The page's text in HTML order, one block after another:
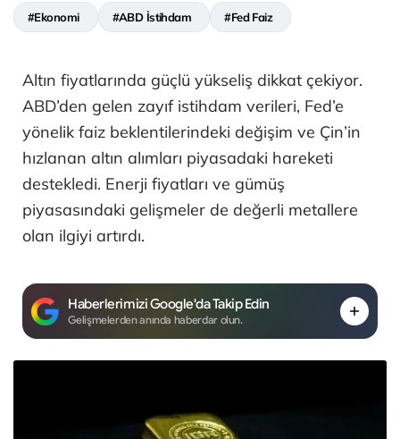
#Ekonomi #ABD İstihdam #Fed Faiz
Altın fiyatlarında güçlü yükseliş dikkat çekiyor.
ABD’den gelen zayıf istihdam verileri, Fed’e
yönelik faiz beklentilerindeki değişim ve Çin’in
hızlanan altın alımları piyasadaki hareketi
destekledi. Enerji fiyatları ve gümüş
piyasasındaki gelişmeler de değerli metallere
olan ilgiyi artırdı.
Haberlerimizi Google'da Takip Edin
Gelişmelerden anında haberdar olun.